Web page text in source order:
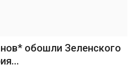
обошли Зеленского